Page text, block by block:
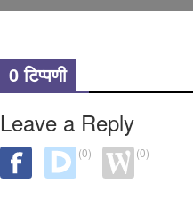
0 टिप्पणी
Leave a Reply
(0) (0)